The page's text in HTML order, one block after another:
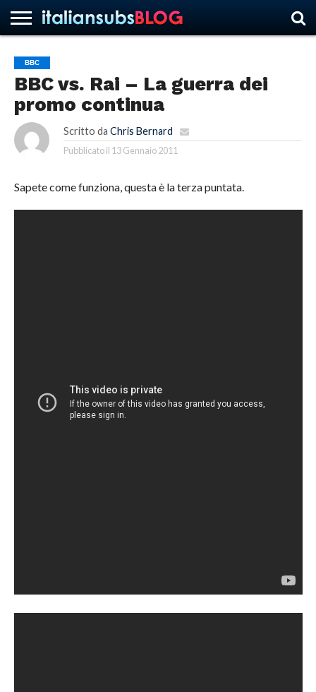
HOME
NEWS
ASCOLTI
RECENSIONI
INTERVISTE
CURIOSITÀ
CHI
SIAMO
CONTATTACI
FORUM
ITALIANSUBS
BBC
BBC vs. Rai – La guerra dei
promo continua
Scritto da Chris Bernard
Pubblicato il 13 Gennaio 2011
Sapete come funziona, questa è la terza puntata.